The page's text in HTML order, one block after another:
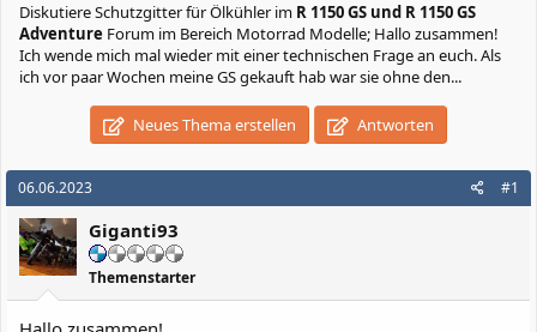
DiskutiereSchutzgitter für Ölkühler im R 1150 GS und R 1150 GS
Adventure Forum im Bereich Motorrad Modelle; Hallo zusammen!
Ich wende mich mal wieder mit einer technischen Frage an euch. Als
ich vor paar Wochen meine GS gekauft hab war sie ohne den...
Neues Thema erstellen Antworten
06.06.2023 #1
Giganti93
Themenstarter